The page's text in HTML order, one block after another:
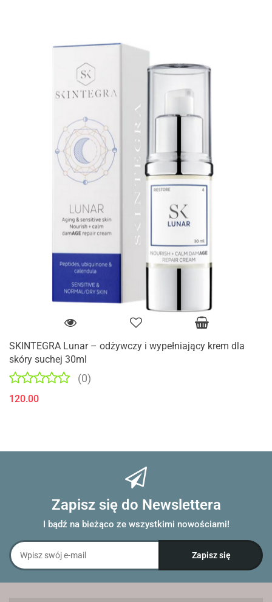
SKINTEGRA Lunar – odżywczy i wypełniający krem dla
skóry suchej 30ml
(0)
120.00
Zapisz się do Newslettera
I bądź na bieżąco ze wszystkimi nowościami!